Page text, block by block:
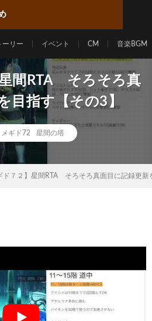
ーリー イベント CM 音楽BGM
間RTA そろそろ真
目指す【その3】
メギド72 星間の塔
ド７２】星間RTA そろそろ真面目に記録更新